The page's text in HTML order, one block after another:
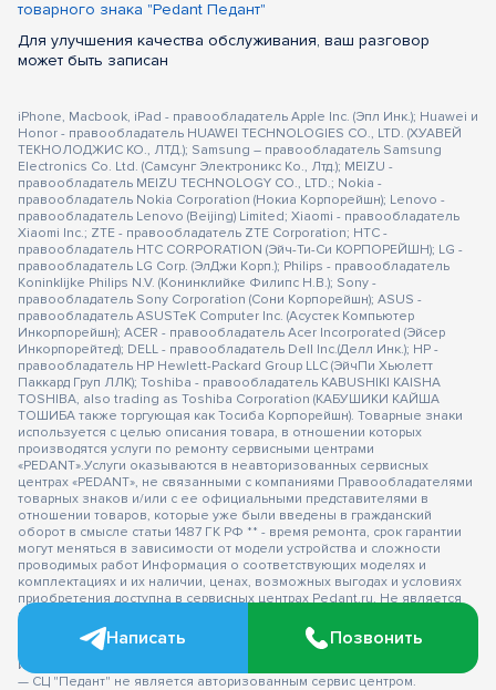
товарного знака "Pedant Педант"
Для улучшения качества обслуживания, ваш разговор
может быть записан
iPhone, Macbook, iPad - правообладатель Apple Inc. (Эпл Инк.); Huawei и
Honor - правообладатель HUAWEI TECHNOLOGIES CO., LTD. (ХУАВЕЙ
ТЕКНОЛОДЖИС КО., ЛТД.); Samsung – правообладатель Samsung
Electronics Co. Ltd. (Самсунг Электроникс Ко., Лтд.); MEIZU -
правообладатель MEIZU TECHNOLOGY CO., LTD.; Nokia -
правообладатель Nokia Corporation (Нокиа Корпорейшн); Lenovo -
правообладатель Lenovo (Beijing) Limited; Xiaomi - правообладатель
Xiaomi Inc.; ZTE - правообладатель ZTE Corporation; HTC -
правообладатель HTC CORPORATION (Эйч-Ти-Си КОРПОРЕЙШН); LG -
правообладатель LG Corp. (ЭлДжи Корп.); Philips - правообладатель
Koninklijke Philips N.V. (Конинклийке Филипс Н.В.); Sony -
правообладатель Sony Corporation (Сони Корпорейшн); ASUS -
правообладатель ASUSTeK Computer Inc. (Асустек Компьютер
Инкорпорейшн); ACER - правообладатель Acer Incorporated (Эйсер
Инкорпорейтед); DELL - правообладатель Dell Inc.(Делл Инк.); HP -
правообладатель HP Hewlett-Packard Group LLC (ЭйчПи Хьюлетт
Паккард Груп ЛЛК); Toshiba - правообладатель KABUSHIKI KAISHA
TOSHIBA, also trading as Toshiba Corporation (КАБУШИКИ КАЙША
ТОШИБА также торгующая как Тосиба Корпорейшн). Товарные знаки
используется с целью описания товара, в отношении которых
производятся услуги по ремонту сервисными центрами
«PEDANT».Услуги оказываются в неавторизованных сервисных
центрах «PEDANT», не связанными с компаниями Правообладателями
товарных знаков и/или с ее официальными представителями в
отношении товаров, которые уже были введены в гражданский
оборот в смысле статьи 1487 ГК РФ ** - время ремонта, срок гарантии
могут меняться в зависимости от модели устройства и сложности
проводимых работ Информация о соответствующих моделях и
комплектациях и их наличии, ценах, возможных выгодах и условиях
приобретения доступна в сервисных центрах Pedant.ru. Не является
публичной офертой.
Застрахованного имущества
— СЦ не является уполномоченной организацией продавца,
импортера, изготовителя.
— СЦ "Педант" не является авторизованным сервис центром.
Написать Позвонить